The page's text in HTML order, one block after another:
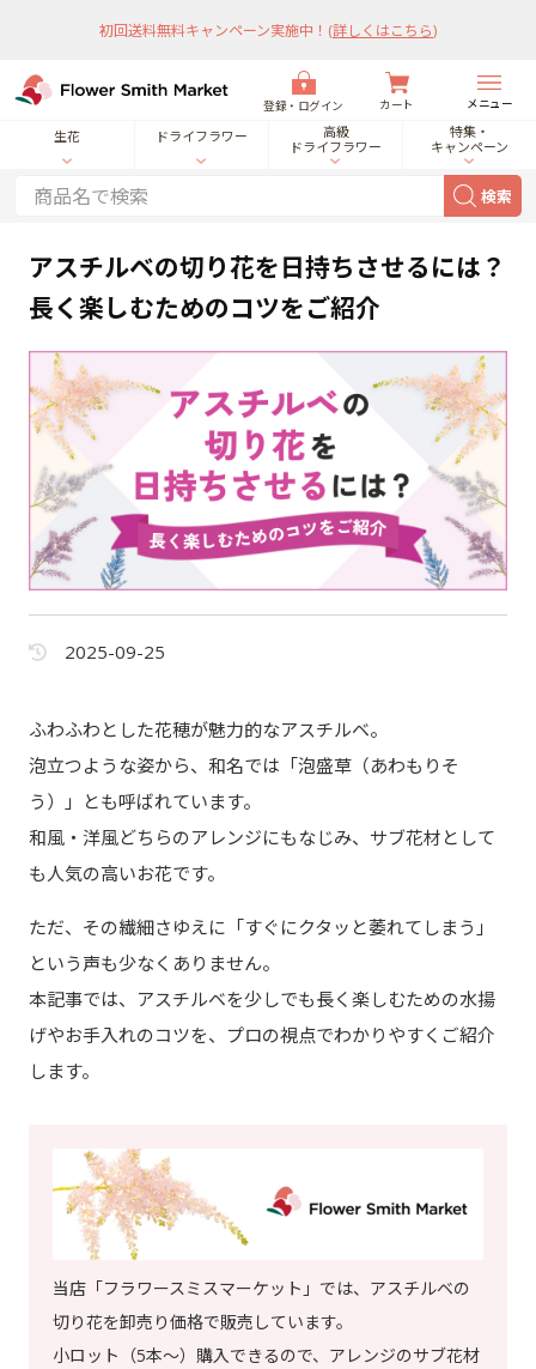
初回送料無料キャンペーン実施中！ (詳しくはこちら)
登録・ログイン カート メニュー
生花 ドライフラワー
高級
ドライフラワー
特集・
キャンペーン
検索
アスチルベの切り花を日持ちさせるには？
長く楽しむためのコツをご紹介
2025-09-25
ふわふわとした花穂が魅力的なアスチルベ。
泡立つような姿から、和名では「泡盛草（あわもりそ
う）」とも呼ばれています。
和風・洋風どちらのアレンジにもなじみ、サブ花材として
も人気の高いお花です。
ただ、その繊細さゆえに「すぐにクタッと萎れてしまう」
という声も少なくありません。
本記事では、アスチルベを少しでも長く楽しむための水揚
げやお手入れのコツを、プロの視点でわかりやすくご紹介
します。
当店「フラワースミスマーケット」では、アスチルベの
切り花を卸売り価格で販売しています。
小ロット（5本～）購入できるので、アレンジのサブ花材